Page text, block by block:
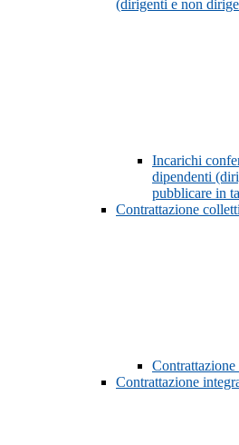
(dirigenti e non
Incarichi
dipendenti
pubblicare in
Contrattazione
Contrattazione